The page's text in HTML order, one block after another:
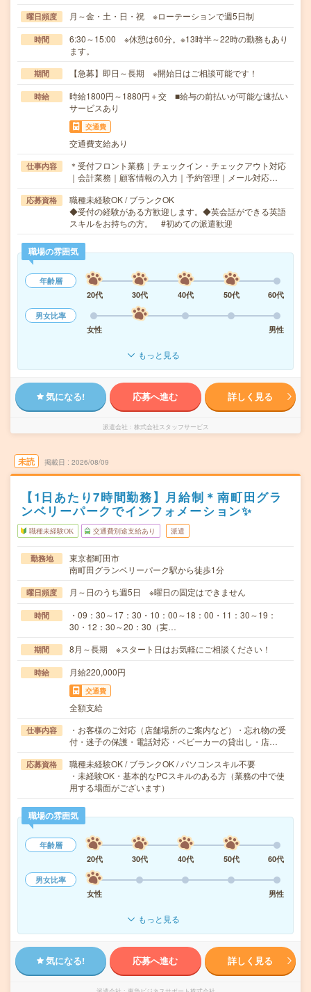
曜日頻度 月～金・土・日・祝 ※ローテーションで週5日制
時間
6:30～15:00 ※休憩は60分。※13時半～22時の勤務もあり
ます。
期間 【急募】即日～長期 ※開始日はご相談可能です！
時給
時給1800円～1880円＋交 ■給与の前払いが可能な速払い
サービスあり
交通費
交通費支給あり
仕事内容
＊受付フロント業務｜チェックイン・チェックアウト対応
｜会計業務｜顧客情報の入力｜予約管理｜メール対応…
応募資格
職種未経験OK / ブランクOK
◆受付の経験がある方歓迎します。◆英会話ができる英語
スキルをお持ちの方。 #初めての派遣歓迎
職場の雰囲気
年齢層
20代
30代 40代 50代
60代
男女比率
女性
男性
もっと見る
気になる! 応募へ進む 詳しく見る
派遣会社 株式会社スタッフサービス
未読 掲載日 2026/08/09
【1日あたり7時間勤務】月給制＊南町田グラ
ンベリーパークでインフォメーション✨
職種未経験OK 交通費別途支給あり 派遣
勤務地
東京都町田市
南町田グランベリーパーク駅から徒歩1分
曜日頻度 月～日のうち週5日 ※曜日の固定はできません
時間
・09：30～17：30・10：00～18：00・11：30～19：
30・12：30～20：30（実…
期間 8月～長期 ※スタート日はお気軽にご相談ください！
時給 月給220,000円
交通費
全額支給
仕事内容
・お客様のご対応（店舗場所のご案内など）・忘れ物の受
付・迷子の保護・電話対応・ベビーカーの貸出し・店…
応募資格
職種未経験OK / ブランクOK / パソコンスキル不要
・未経験OK・基本的なPCスキルのある方（業務の中で使
用する場面がございます）
職場の雰囲気
年齢層
20代
30代 40代 50代
60代
男女比率
女性
男性
もっと見る
気になる! 応募へ進む 詳しく見る